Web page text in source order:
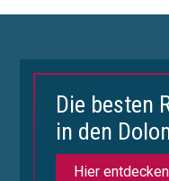
Die besten
in den
Hier entdecken